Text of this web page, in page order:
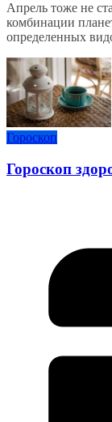
Апрель тоже не
комбинации
определенных
Гороскоп
Гороскоп